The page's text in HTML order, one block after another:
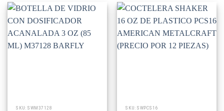
SKU: SWM37128 SKU: SWPCS16